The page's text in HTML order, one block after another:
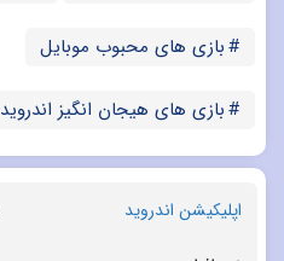
بازی های محبوب موبایل
بازی های هیجان انگیز اندروید
اپلیکیشن اندروید